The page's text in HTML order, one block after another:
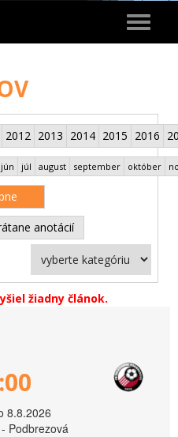
Toggle
2012 2013 2014 2015 2016
jún júl august september október
anotácií
žiadny článok.
8.8.2026
Podbrezová